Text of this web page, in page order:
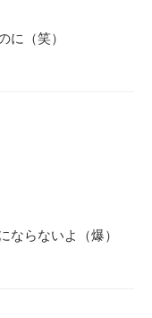
に（笑）
ならないよ（爆）